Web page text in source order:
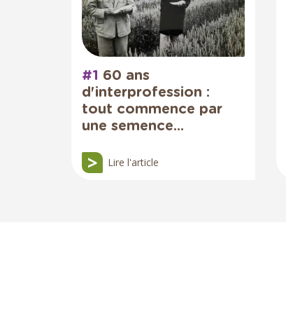
#1 60 ans
d'interprofession :
tout commence par
une semence...
Lire l'article